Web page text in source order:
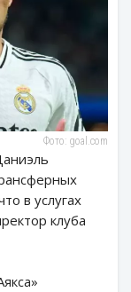
Фото: goal.com
в услугах
клуба